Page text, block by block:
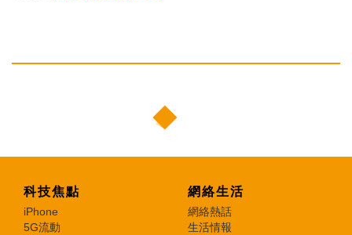
科技焦點
iPhone
5G流動
網絡生活
網絡熱話
生活情報